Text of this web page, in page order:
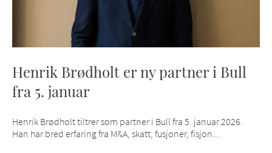
Henrik Brødholt er ny partner i Bull
fra 5. januar
Henrik Brødholt tiltrer som partner i Bull fra 5. januar 2026.
Han har bred erfaring fra M&A, skatt, fusjoner, fisjon...